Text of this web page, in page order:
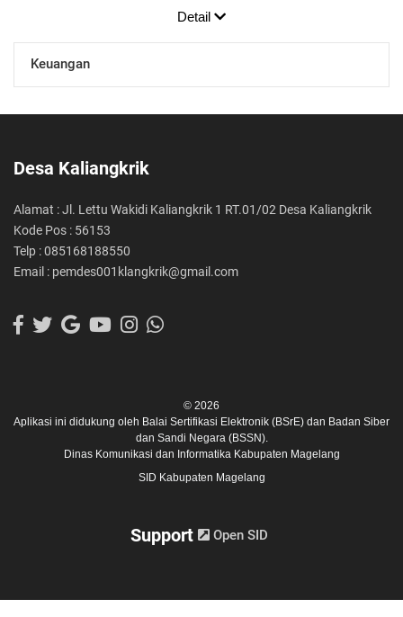
Detail
Keuangan
Desa Kaliangkrik
Alamat : Jl. Lettu Wakidi Kaliangkrik 1 RT.01/02 Desa Kaliangkrik
Kode Pos : 56153
Telp : 085168188550
Email : pemdes001klangkrik@gmail.com
© 2026
Aplikasi ini didukung oleh Balai Sertifikasi Elektronik (BSrE) dan Badan Siber
dan Sandi Negara (BSSN).
Dinas Komunikasi dan Informatika Kabupaten Magelang
SID Kabupaten Magelang
Support Open SID